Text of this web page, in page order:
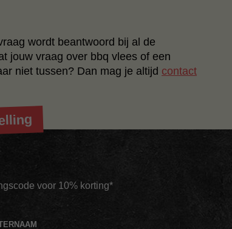
wordt beantwoord bij al de
jouw vraag over bbq vlees of een
niet tussen? Dan mag je altijd contact
voor 10% korting*